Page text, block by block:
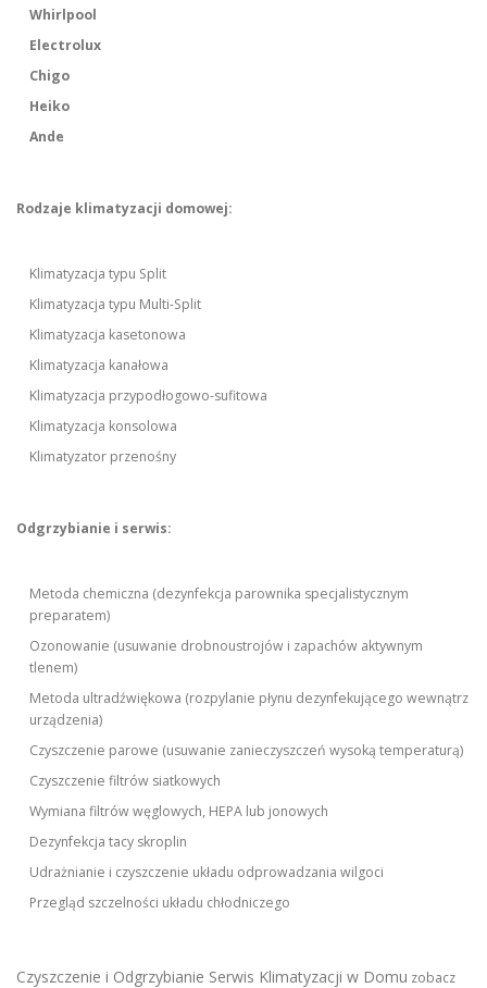
Whirlpool
Electrolux
Chigo
Heiko
Ande
Rodzaje klimatyzacji domowej:
Klimatyzacja typu Split
Klimatyzacja typu Multi-Split
Klimatyzacja kasetonowa
Klimatyzacja kanałowa
Klimatyzacja przypodłogowo-sufitowa
Klimatyzacja konsolowa
Klimatyzator przenośny
Odgrzybianie i serwis:
Metoda chemiczna (dezynfekcja parownika specjalistycznym
preparatem)
Ozonowanie (usuwanie drobnoustrojów i zapachów aktywnym
tlenem)
Metoda ultradźwiękowa (rozpylanie płynu dezynfekującego wewnątrz
urządzenia)
Czyszczenie parowe (usuwanie zanieczyszczeń wysoką temperaturą)
Czyszczenie filtrów siatkowych
Wymiana filtrów węglowych, HEPA lub jonowych
Dezynfekcja tacy skroplin
Udrażnianie i czyszczenie układu odprowadzania wilgoci
Przegląd szczelności układu chłodniczego
Czyszczenie i Odgrzybianie Serwis Klimatyzacji w Domu zobacz